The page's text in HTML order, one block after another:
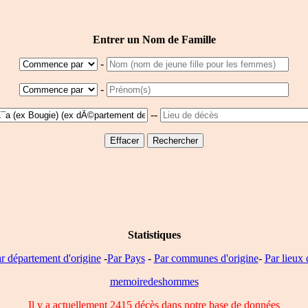
Entrer un Nom de Famille
-
-
--
Statistiques
département d'origine-Par Pays- Par communes d'origine- Par lieux
memoiredeshommes
Il y a actuellement 2415 décès dans notre base de données